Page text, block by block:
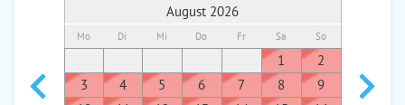
August 2026
Mo Di Mi Do Fr Sa So
1
2
3
4 5 6 7 8
9
7